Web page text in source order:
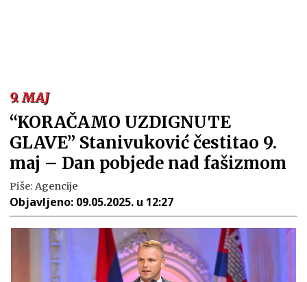
9. MAJ
“KORAČAMO UZDIGNUTE
GLAVE” Stanivuković čestitao 9.
maj – Dan pobjede nad fašizmom
Piše: Agencije
Objavljeno: 09.05.2025. u 12:27